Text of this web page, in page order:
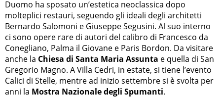
Duomo ha sposato un’estetica neoclassica dopo
molteplici restauri, seguendo gli ideali degli architetti
Bernardo Salomoni e Giuseppe Segusini. Al suo interno
ci sono opere rare di autori del calibro di Francesco da
Conegliano, Palma il Giovane e Paris Bordon. Da visitare
anche la Chiesa di Santa Maria Assunta e quella di San
Gregorio Magno. A Villa Cedri, in estate, si tiene l’evento
Calici di Stelle, mentre ad inizio settembre si è svolta per
anni la Mostra Nazionale degli Spumanti.